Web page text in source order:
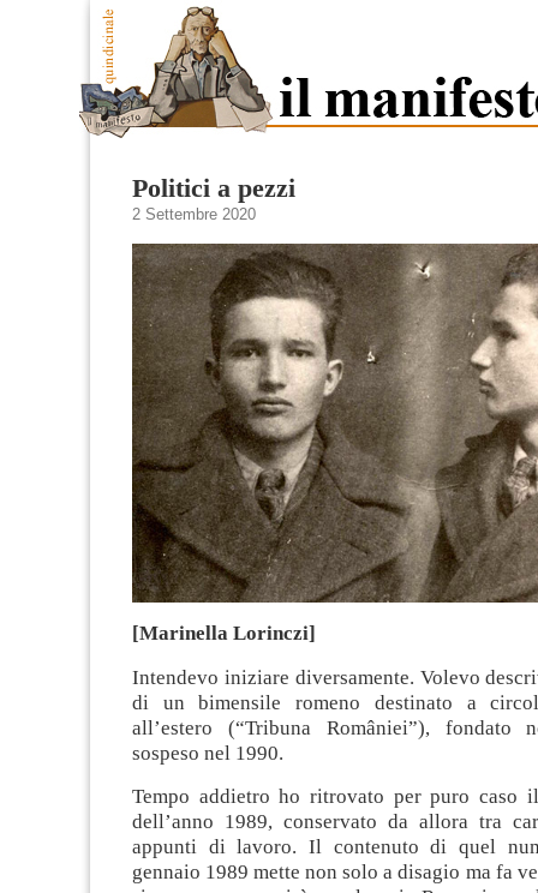
Politici a pezzi
2 Settembre 2020
[Marinella Lorinczi]
Intendevo iniziare diversamente. Volevo
di un bimensile romeno destinato a
all’estero (“Tribuna României”), fondato
sospeso nel 1990.
Tempo addietro ho ritrovato per puro caso
dell’anno 1989, conservato da allora tra
appunti di lavoro. Il contenuto di quel
gennaio 1989 mette non solo a disagio ma fa